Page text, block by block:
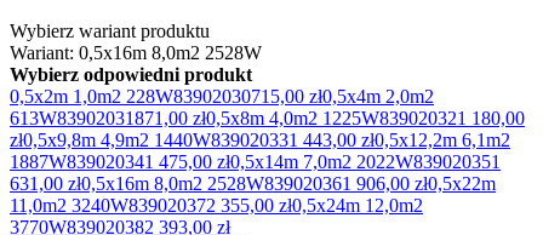
Wybierz wariant produktu
Wariant: 0,5x16m 8,0m2 2528W
Wybierz odpowiedni produkt
0,5x2m 1,0m2 228W83902030715,00 zł0,5x4m 2,0m2
613W83902031871,00 zł0,5x8m 4,0m2 1225W839020321 180,00
zł0,5x9,8m 4,9m2 1440W839020331 443,00 zł0,5x12,2m 6,1m2
1887W839020341 475,00 zł0,5x14m 7,0m2 2022W839020351
631,00 zł0,5x16m 8,0m2 2528W839020361 906,00 zł0,5x22m
11,0m2 3240W839020372 355,00 zł0,5x24m 12,0m2
3770W839020382 393,00 zł